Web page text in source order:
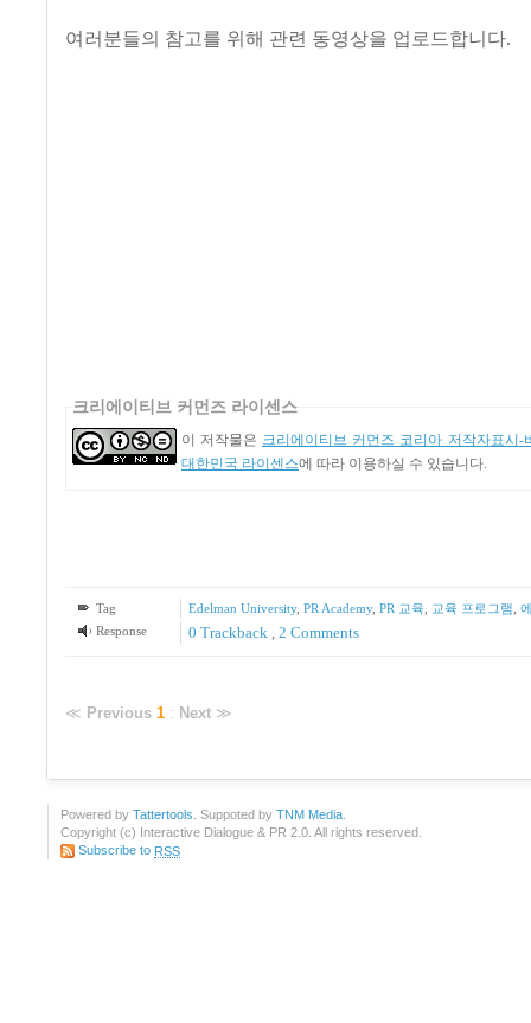
여러분들의 참고를 위해 관련 동영상을 업로드합니다.
크리에이티브 커먼즈 라이센스
이 저작물은 크리에이티브 커먼즈 코리아 저작자표시-
대한민국 라이센스에 따라 이용하실 수 있습니다.
Tag Edelman University, PR Academy, PR 교육 교육 프로그램
Response
0 Trackback , 2 Comments
≪ Previous 1 : Next ≫
Powered by Tattertools . Suppoted by TNM Media
Copyright (c) Interactive Dialogue & PR 2.0. All rights reserved.
Subscribe to RSS